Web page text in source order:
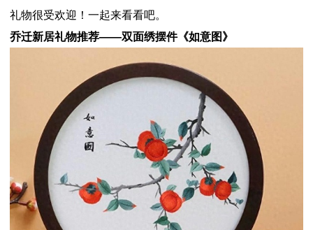
礼物很受欢迎！一起来看看吧。
乔迁新居礼物推荐——双面绣摆件《如意图》